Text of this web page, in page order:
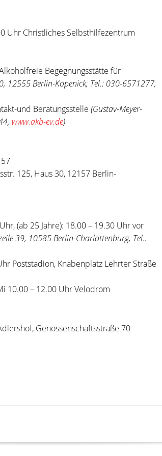
Uhr Christliches Selbsthilfezentrum
Begegnungsstätte für
12555 Berlin-Köpenick, Tel.: 030-6571277,
und Beratungsstelle (Gustav-Meyer-
www.akb-ev.de)
125, Haus 30, 12157 Berlin-
(ab 25 Jahre): 18.00 – 19.30 Uhr vor
39, 10585 Berlin-Charlottenburg, Tel.:
Poststadion, Knabenplatz Lehrter Straße
10.00 – 12.00 Uhr Velodrom
Genossenschaftsstraße 70